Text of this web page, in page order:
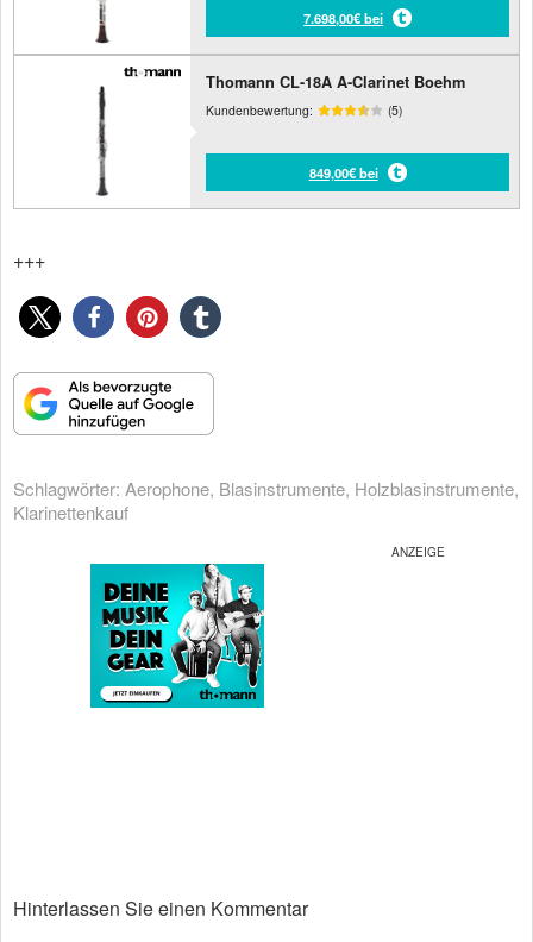
7.698,00€ bei
Thomann CL-18A A-Clarinet Boehm
Kundenbewertung: (5)
849,00€ bei
+++
Schlagwörter: Aerophone, Blasinstrumente, Holzblasinstrumente,
Klarinettenkauf
Hinterlassen Sie einen Kommentar